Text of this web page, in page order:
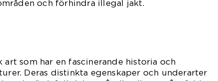
och förhindra illegal jakt.
art som har en fascinerande historia och
Deras distinkta egenskaper och underarter